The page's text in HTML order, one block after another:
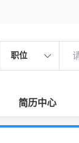
职位
简历中心